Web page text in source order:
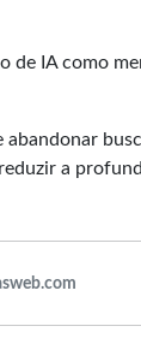
de IA como
a